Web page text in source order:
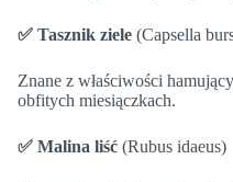
✅ Tasznik ziele (Capsella
Znane z właściwości
obfitych miesiączkach.
✅ Malina liść (Rubus idaeus)